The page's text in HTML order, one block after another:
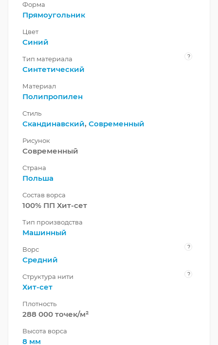
Форма
Прямоугольник
Цвет
Синий
Тип материала ?
Синтетический
Материал
Полипропилен
Стиль
Скандинавский, Современный
Рисунок
Современный
Страна
Польша
Состав ворса
100% ПП Хит-сет
Тип производства
Машинный
Ворс ?
Средний
Структура нити ?
Хит-сет
Плотность
288 000 точек/м²
Высота ворса
8 мм